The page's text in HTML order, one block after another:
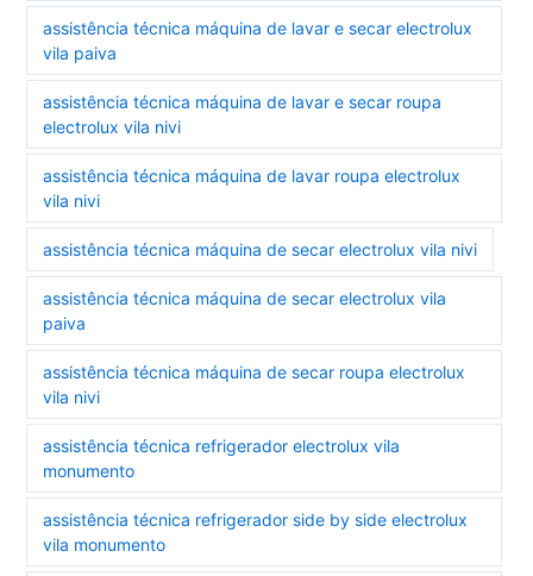
assistência técnica máquina de lavar e secar electrolux
vila paiva
assistência técnica máquina de lavar e secar roupa
electrolux vila nivi
assistência técnica máquina de lavar roupa electrolux
vila nivi
assistência técnica máquina de secar electrolux vila nivi
assistência técnica máquina de secar electrolux vila
paiva
assistência técnica máquina de secar roupa electrolux
vila nivi
assistência técnica refrigerador electrolux vila
monumento
assistência técnica refrigerador side by side electrolux
vila monumento